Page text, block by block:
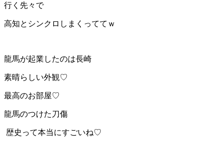
行く先々で
高知とシンクロしまくっててｗ
龍馬が起業したのは長崎
素晴らしい外観♡
最高のお部屋♡
龍馬のつけた刀傷
歴史って本当にすごいね♡